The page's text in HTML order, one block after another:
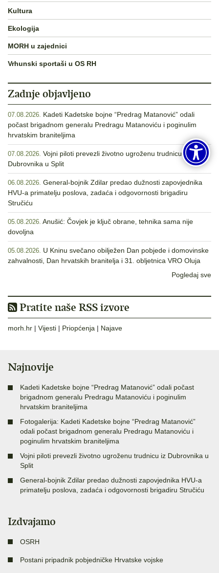
Kultura
Ekologija
MORH u zajednici
Vrhunski sportaši u OS RH
Zadnje objavljeno
07.08.2026. Kadeti Kadetske bojne “Predrag Matanović” odali
počast brigadnom generalu Predragu Matanoviću i poginulim
hrvatskim braniteljima
07.08.2026. Vojni piloti prevezli životno ugroženu trudnicu iz
Dubrovnika u Split
06.08.2026. General-bojnik Zdilar predao dužnosti zapovjednika
HVU-a primatelju poslova, zadaća i odgovornosti brigadiru
Stručiću
05.08.2026. Anušić: Čovjek je ključ obrane, tehnika sama nije
dovoljna
05.08.2026. U Kninu svečano obilježen Dan pobjede i domovinske
zahvalnosti, Dan hrvatskih branitelja i 31. obljetnica VRO Oluja
Pogledaj sve
Pratite naše RSS izvore
morh.hr | Vijesti | Priopćenja | Najave
Najnovije
Kadeti Kadetske bojne “Predrag Matanović” odali počast
brigadnom generalu Predragu Matanoviću i poginulim
hrvatskim braniteljima
Fotogalerija: Kadeti Kadetske bojne “Predrag Matanović”
odali počast brigadnom generalu Predragu Matanoviću i
poginulim hrvatskim braniteljima
Vojni piloti prevezli životno ugroženu trudnicu iz Dubrovnika u
Split
General-bojnik Zdilar predao dužnosti zapovjednika HVU-a
primatelju poslova, zadaća i odgovornosti brigadiru Stručiću
Izdvajamo
OSRH
Postani pripadnik pobjedničke Hrvatske vojske